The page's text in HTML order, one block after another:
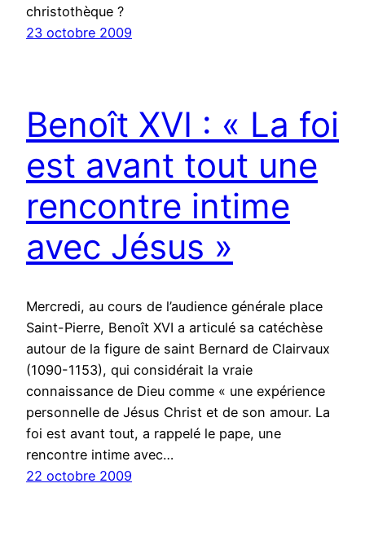
christothèque ?
23 octobre 2009
Benoît XVI : « La foi
est avant tout une
rencontre intime
avec Jésus »
Mercredi, au cours de l’audience générale place
Saint-Pierre, Benoît XVI a articulé sa catéchèse
autour de la figure de saint Bernard de Clairvaux
(1090-1153), qui considérait la vraie
connaissance de Dieu comme « une expérience
personnelle de Jésus Christ et de son amour. La
foi est avant tout, a rappelé le pape, une
rencontre intime avec…
22 octobre 2009